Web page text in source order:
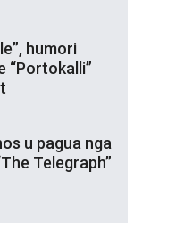
humori
“Portokalli”
u pagua nga
Telegraph”